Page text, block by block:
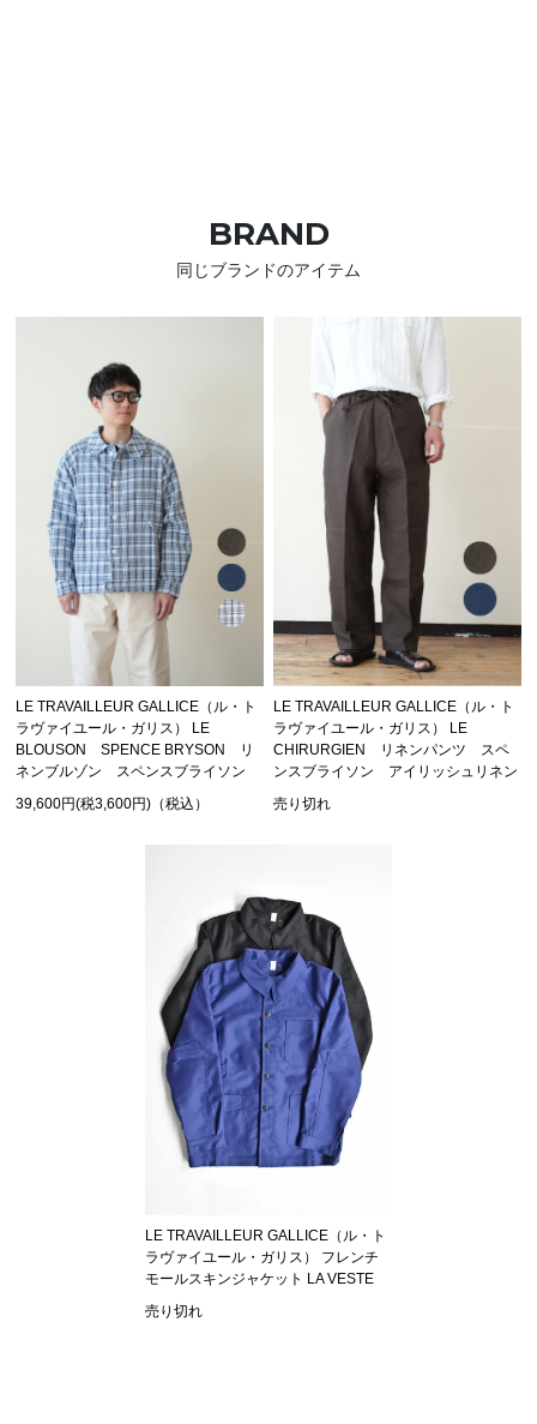
BRAND
同じブランドのアイテム
LE TRAVAILLEUR GALLICE（ル・ト
ラヴァイユール・ガリス） LE
BLOUSON SPENCE BRYSON リ
ネンブルゾン スペンスブライソン
39,600円(税3,600円)（税込）
LE TRAVAILLEUR GALLICE（ル・ト
ラヴァイユール・ガリス） LE
CHIRURGIEN リネンパンツ スペ
ンスブライソン アイリッシュリネン
売り切れ
LE TRAVAILLEUR GALLICE（ル・ト
ラヴァイユール・ガリス） フレンチ
モールスキンジャケット LA VESTE
売り切れ